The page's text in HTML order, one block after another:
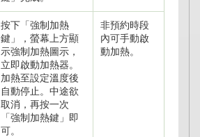
按下「強制加熱
鍵」，螢幕上方顯
示強制加熱圖示，
立即啟動加熱器。
加熱至設定溫度後
自動停止。中途欲
取消，再按一次
「強制加熱鍵」即
可。
非預約時段
內可手動啟
動加熱。